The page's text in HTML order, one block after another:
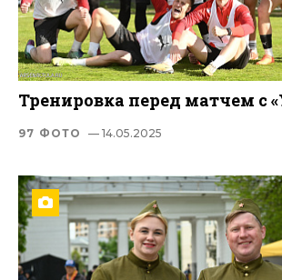
Тренировка перед матчем с
97 ФОТО — 14.05.2025